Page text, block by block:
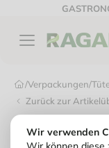
Wir verwenden
/Verpackungen/
Zurück zur